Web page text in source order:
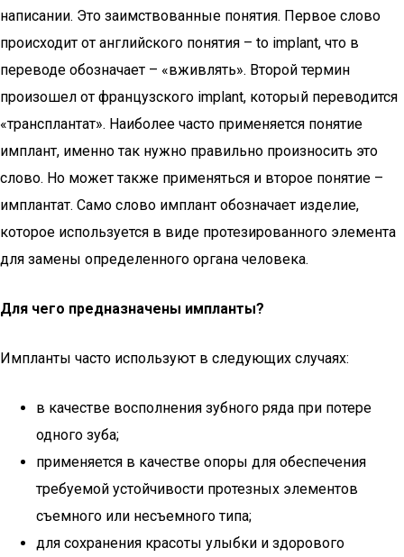
написании. Это заимствованные понятия. Первое слово
происходит от английского понятия – to implant, что в
переводе обозначает – «вживлять». Второй термин
произошел от французского implant, который переводится
«трансплантат». Наиболее часто применяется понятие
имплант, именно так нужно правильно произносить это
слово. Но может также применяться и второе понятие –
имплантат. Само слово имплант обозначает изделие,
которое используется в виде протезированного элемента
для замены определенного органа человека.
Для чего предназначены импланты?
Импланты часто используют в следующих случаях:
в качестве восполнения зубного ряда при потере
одного зуба;
применяется в качестве опоры для обеспечения
требуемой устойчивости протезных элементов
съемного или несъемного типа;
для сохранения красоты улыбки и здорового